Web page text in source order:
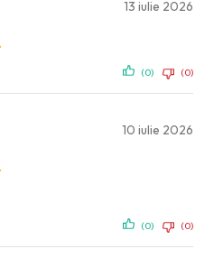
13 iulie 2026
(0) (0)
10 iulie 2026
(0) (0)